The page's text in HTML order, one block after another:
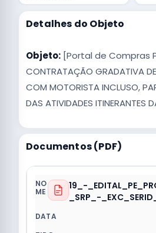
Detalhes do Objeto
Objeto: [Portal de Compras
CONTRATAÇÃO GRADATIVA
COM MOTORISTA INCLUSO,
DAS ATIVIDADES ITINERANTES
Documentos (PDF)
19_-
_SRP_-